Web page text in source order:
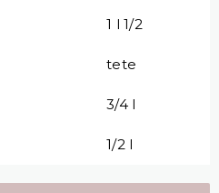
1 l 1/2
tete
3/4 l
1/2 l